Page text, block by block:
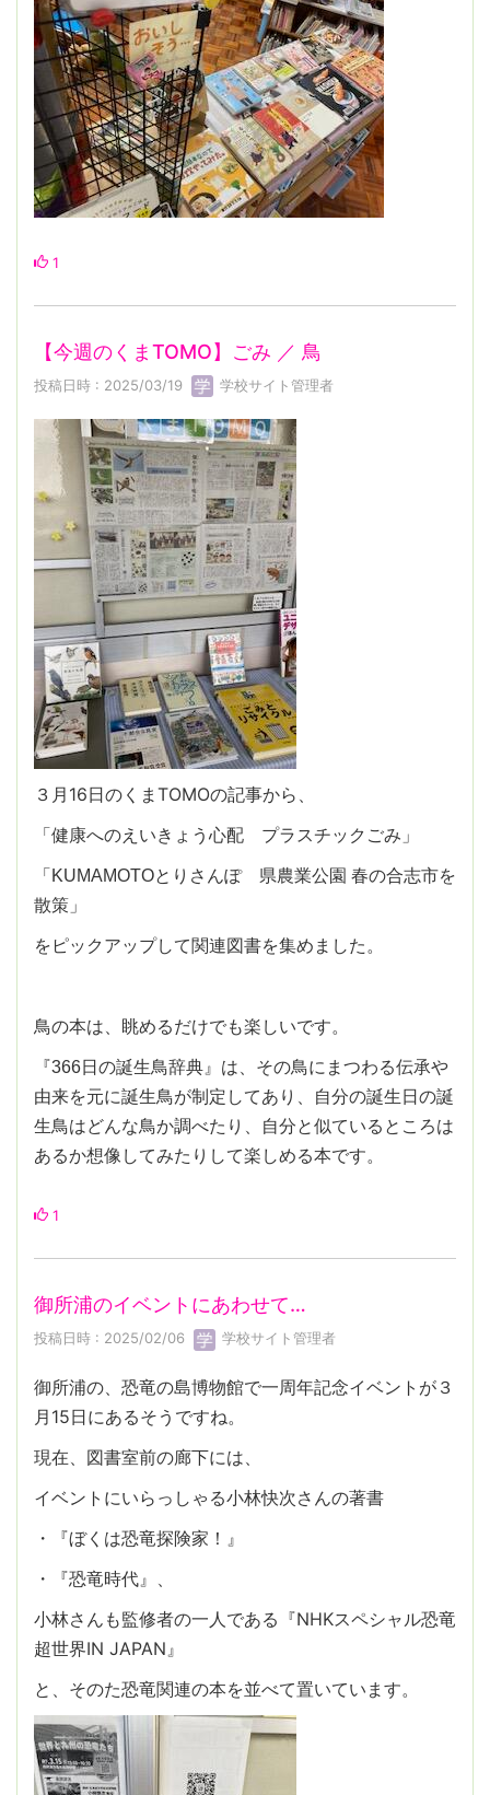
1
【今週のくまTOMO】ごみ ／ 鳥
投稿日時 : 2025/03/19 学校サイト管理者
３月16日のくまTOMOの記事から、
「健康へのえいきょう心配 プラスチックごみ」
「KUMAMOTOとりさんぽ 県農業公園 春の合志市を
散策」
をピックアップして関連図書を集めました。
鳥の本は、眺めるだけでも楽しいです。
『366日の誕生鳥辞典』は、その鳥にまつわる伝承や
由来を元に誕生鳥が制定してあり、自分の誕生日の誕
生鳥はどんな鳥か調べたり、自分と似ているところは
あるか想像してみたりして楽しめる本です。
1
御所浦のイベントにあわせて…
投稿日時 : 2025/02/06 学校サイト管理者
御所浦の、恐竜の島博物館で一周年記念イベントが３
月15日にあるそうですね。
現在、図書室前の廊下には、
イベントにいらっしゃる小林快次さんの著書
・『ぼくは恐竜探険家！』
・『恐竜時代』、
小林さんも監修者の一人である『NHKスペシャル恐竜
超世界IN JAPAN』
と、そのた恐竜関連の本を並べて置いています。